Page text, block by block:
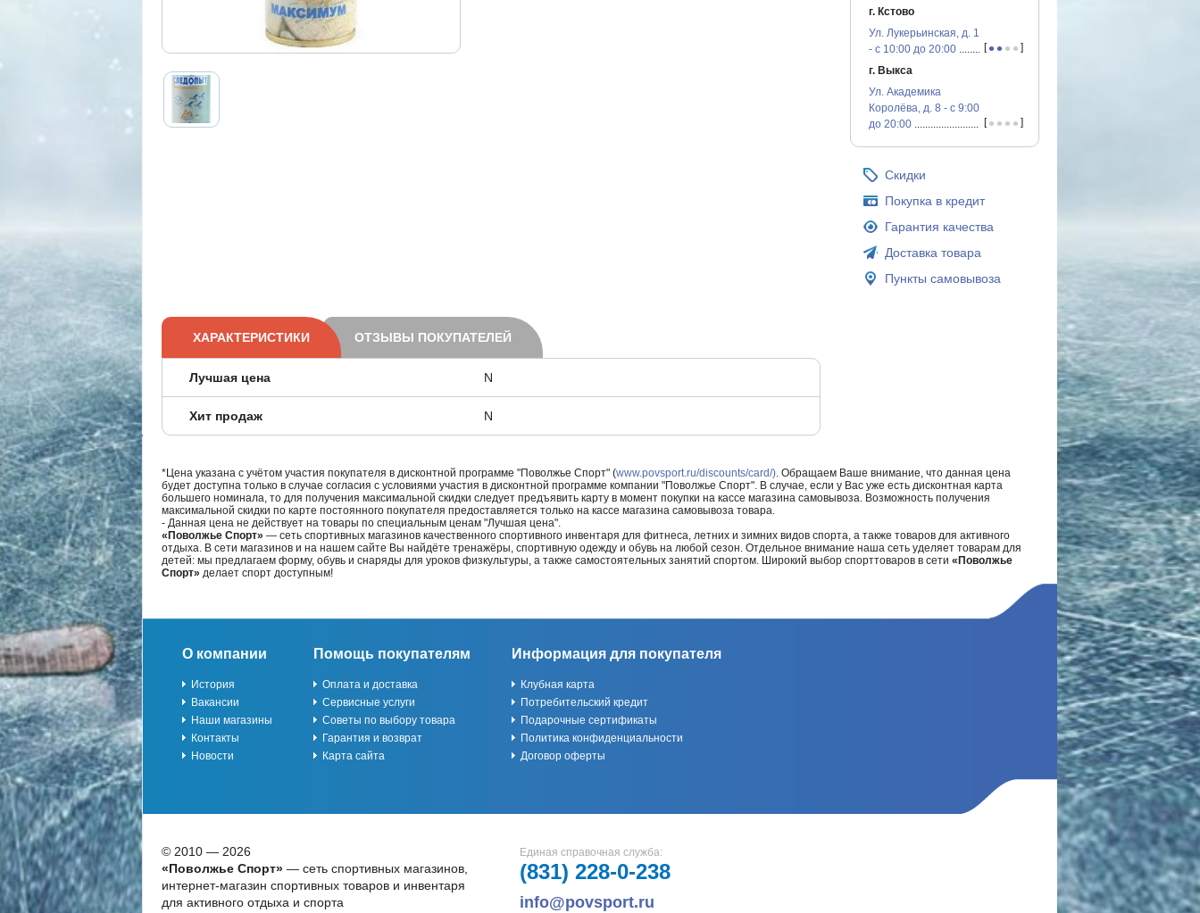
г. Кстово
Ул. Лукерьинская, д. 1
- с 10:00 до 20:00...............................................
[•••• ]
г. Выкса
Ул. Академика
Королёва, д. 8 - с 9:00
до 20:00...............................................
[•••• ]
Скидки
Покупка в кредит
Гарантия качества
Доставка товара
Пункты самовывоза
ХАРАКТЕРИСТИКИ ОТЗЫВЫ ПОКУПАТЕЛЕЙ
Лучшая цена N
Хит продаж N
*Цена указана с учётом участия покупателя в дисконтной программе "Поволжье Спорт" (www.povsport.ru/discounts/card/). Обращаем Ваше внимание, что данная цена
будет доступна только в случае согласия с условиями участия в дисконтной программе компании "Поволжье Спорт". В случае, если у Вас уже есть дисконтная карта
большего номинала, то для получения максимальной скидки следует предъявить карту в момент покупки на кассе магазина самовывоза. Возможность получения
максимальной скидки по карте постоянного покупателя предоставляется только на кассе магазина самовывоза товара.
- Данная цена не действует на товары по специальным ценам "Лучшая цена".
«Поволжье Спорт» — сеть спортивных магазинов качественного спортивного инвентаря для фитнеса, летних и зимних видов спорта, а также товаров для активного
отдыха. В сети магазинов и на нашем сайте Вы найдёте тренажёры, спортивную одежду и обувь на любой сезон. Отдельное внимание наша сеть уделяет товарам для
детей: мы предлагаем форму, обувь и снаряды для уроков физкультуры, а также самостоятельных занятий спортом. Широкий выбор спорттоваров в сети «Поволжье
Спорт» делает спорт доступным!
О компании
История
Вакансии
Наши магазины
Контакты
Новости
Помощь покупателям
Оплата и доставка
Сервисные услуги
Советы по выбору товара
Гарантия и возврат
Карта сайта
Информация для покупателя
Клубная карта
Потребительский кредит
Подарочные сертификаты
Политика конфиденциальности
Договор оферты
© 2010 — 2026
«Поволжье Спорт»— сеть спортивных магазинов,
интернет-магазин спортивных товаров и инвентаря
для активного отдыха и спорта
Единая справочная служба:
(831) 228-0-238
info@povsport.ru